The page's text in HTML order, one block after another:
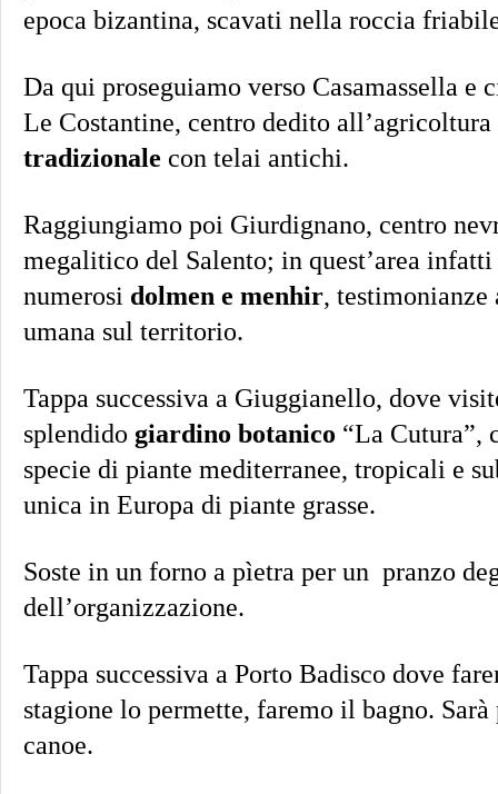
epoca bizantina, scavati nella roccia
Da qui proseguiamo verso Casamassella e
Le Costantine, centro dedito
tradizionale con telai antichi.
Raggiungiamo poi Giurdignano, centro
megalitico del Salento; in quest’area
numerosi dolmen e menhir, testimonianze
umana sul territorio.
Tappa successiva a Giuggianello, dove
splendido giardino botanico “La Cutura”,
specie di piante mediterranee, tropicali e
unica in Europa di piante grasse.
Soste in un forno a pìetra per un pranzo
dell’organizzazione.
Tappa successiva a Porto Badisco dove
stagione lo permette, faremo il bagno.
canoe.